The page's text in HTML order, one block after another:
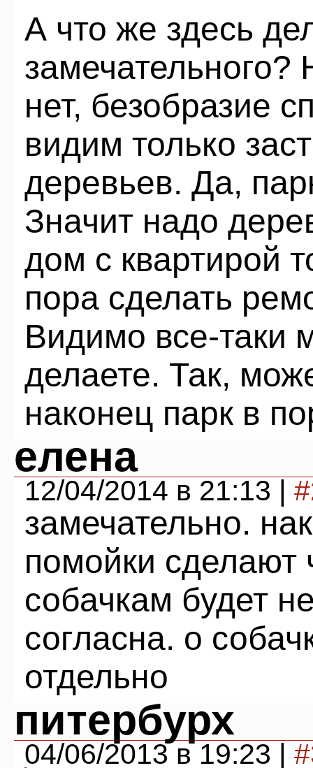
А что же здесь
замечательного?
нет, безобразие
видим только
деревьев. Да,
Значит надо
дом с квартирой
пора сделать
Видимо все-таки
делаете. Так,
наконец парк в
елена
12/04/2014 в 21:13 |
замечательно.
помойки сделают
собачкам будет
согласна. о
отдельно
питербурх
04/06/2013 в 19:23 |